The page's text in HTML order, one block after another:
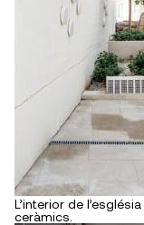
L’interior de
ceràmics.